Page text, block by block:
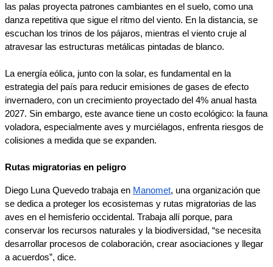
las palas proyecta patrones cambiantes en el suelo, como una
danza repetitiva que sigue el ritmo del viento. En la distancia, se
escuchan los trinos de los pájaros, mientras el viento cruje al
atravesar las estructuras metálicas pintadas de blanco.
La energía eólica, junto con la solar, es fundamental en la
estrategia del país para reducir emisiones de gases de efecto
invernadero, con un crecimiento proyectado del 4% anual hasta
2027. Sin embargo, este avance tiene un costo ecológico: la fauna
voladora, especialmente aves y murciélagos, enfrenta riesgos de
colisiones a medida que se expanden.
Rutas migratorias en peligro
Diego Luna Quevedo trabaja en Manomet, una organización que
se dedica a proteger los ecosistemas y rutas migratorias de las
aves en el hemisferio occidental. Trabaja allí porque, para
conservar los recursos naturales y la biodiversidad, “se necesita
desarrollar procesos de colaboración, crear asociaciones y llegar
a acuerdos”, dice.